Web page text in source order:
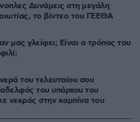
Δυνάμεις στη μεγάλη
το βίντεο του ΓΕΕΘΑ
μας γλείφει; Είναι ο τρόπος του
του τελευταίου σου
αδελφός του υπάρχου του
νεκρός στην καμπίνα του